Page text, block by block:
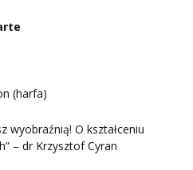
(harfa)
wyobraźnią! O kształceniu
– dr Krzysztof Cyran